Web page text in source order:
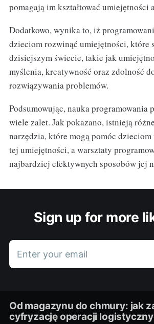
pomagają im kształtować umiejętności
Dodatkowo, wynika to, iż
dzieciom rozwinąć umiejętności, które
dzisiejszym świecie, takie jak
myślenia, kreatywność oraz zdolność
rozwiązywania problemów.
Podsumowując, nauka programowania
wiele zalet. Jak pokazano, istnieją
narzędzia, które mogą pomóc
tej umiejętności, a warsztaty
najbardziej efektywnych sposobów jej
Sign up for more
Enter your email
Od magazynu do chmury: jak
cyfryzację operacji